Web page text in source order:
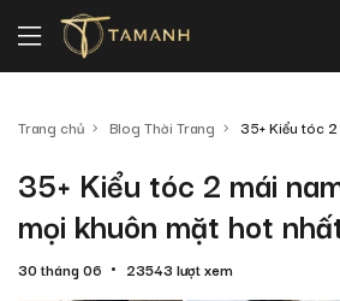
Trang chủ Blog Thời Trang 35+ Kiểu tóc
35+ Kiểu tóc 2 mái
mọi khuôn mặt hot
30 tháng 06 23543 lượt xem